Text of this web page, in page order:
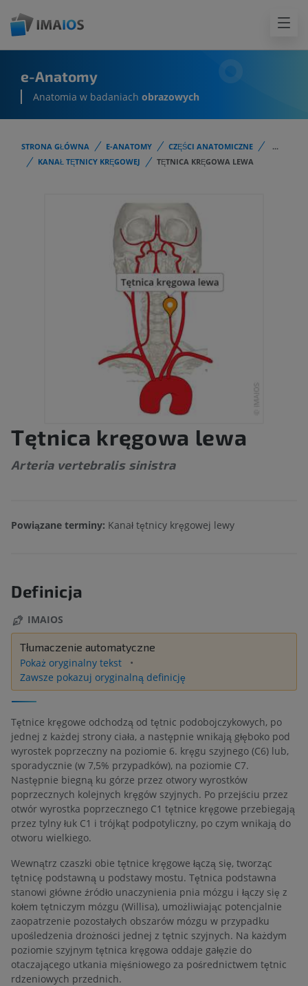
e-Anatomy
Anatomia w badaniach obrazowych
STRONA GŁÓWNA E-ANATOMY CZĘŚCI ANATOMICZNE
...
KANAŁ TĘTNICY KRĘGOWEJ
TĘTNICA KRĘGOWA LEWA
Tętnica kręgowa lewa
Arteria vertebralis sinistra
Powiązane terminy: Kanał tętnicy kręgowej lewy
Definicja
IMAIOS
Tłumaczenie automatyczne
Pokaż oryginalny tekst
Zawsze pokazuj oryginalną definicję
Tętnice kręgowe odchodzą od tętnic podobojczykowych, po
jednej z każdej strony ciała, a następnie wnikają głęboko pod
wyrostek poprzeczny na poziomie 6. kręgu szyjnego (C6) lub,
sporadycznie (w 7,5% przypadków), na poziomie C7.
Następnie biegną ku górze przez otwory wyrostków
poprzecznych kolejnych kręgów szyjnych. Po przejściu przez
otwór wyrostka poprzecznego C1 tętnice kręgowe przebiegają
przez tylny łuk C1 i trójkąt podpotyliczny, po czym wnikają do
otworu wielkiego.
Wewnątrz czaszki obie tętnice kręgowe łączą się, tworząc
tętnicę podstawną u podstawy mostu. Tętnica podstawna
stanowi główne źródło unaczynienia pnia mózgu i łączy się z
kołem tętniczym mózgu (Willisa), umożliwiając potencjalnie
zaopatrzenie pozostałych obszarów mózgu w przypadku
upośledzenia drożności jednej z tętnic szyjnych. Na każdym
poziomie szyjnym tętnica kręgowa oddaje gałęzie do
otaczającego utkania mięśniowego za pośrednictwem tętnic
rdzeniowych przednich.